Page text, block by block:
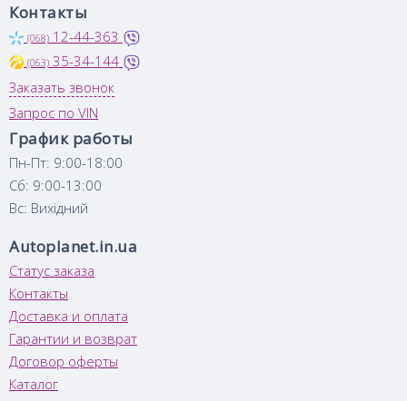
Контакты
(068) 12-44-363
(063) 35-34-144
Заказать звонок
Запрос по VIN
График работы
Пн-Пт: 9:00-18:00
Сб: 9:00-13:00
Вс: Вихідний
Autoplanet.in.ua
Статус заказа
Контакты
Доставка и оплата
Гарантии и возврат
Договор оферты
Каталог